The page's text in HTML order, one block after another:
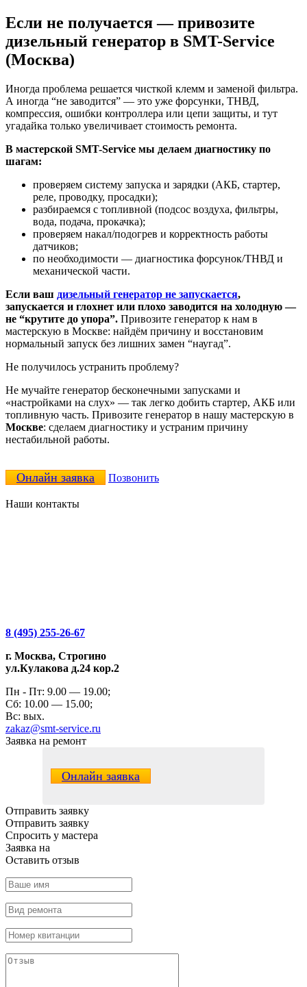
Если не получается — привозите
дизельный генератор в SMT-Service
(Москва)
Иногда проблема решается чисткой клемм и заменой фильтра.
А иногда “не заводится” — это уже форсунки, ТНВД,
компрессия, ошибки контроллера или цепи защиты, и тут
угадайка только увеличивает стоимость ремонта.
В мастерской SMT-Service мы делаем диагностику по
шагам:
проверяем систему запуска и зарядки (АКБ, стартер,
реле, проводку, просадки);
разбираемся с топливной (подсос воздуха, фильтры,
вода, подача, прокачка);
проверяем накал/подогрев и корректность работы
датчиков;
по необходимости — диагностика форсунок/ТНВД и
механической части.
Если ваш дизельный генератор не запускается,
запускается и глохнет или плохо заводится на холодную —
не “крутите до упора”. Привозите генератор к нам в
мастерскую в Москве: найдём причину и восстановим
нормальный запуск без лишних замен “наугад”.
Не получилось устранить проблему?
Не мучайте генератор бесконечными запусками и
«настройками на слух» — так легко добить стартер, АКБ или
топливную часть. Привозите генератор в нашу мастерскую в
Москве: сделаем диагностику и устраним причину
нестабильной работы.
Онлайн заявка Позвонить
Наши контакты
8 (495) 255-26-67
г. Москва, Строгино
ул.Кулакова д.24 кор.2
Пн - Пт: 9.00 — 19.00;
Сб: 10.00 — 15.00;
Вс: вых.
zakaz@smt-service.ru
Заявка на ремонт
Онлайн заявка
Отправить заявку
Отправить заявку
Спросить у мастера
Заявка на
Оставить отзыв